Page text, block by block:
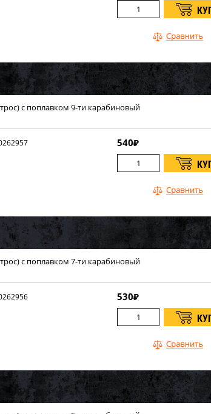
с поплавком 9-ти карабиновый
540₽
с поплавком 7-ти карабиновый
530₽